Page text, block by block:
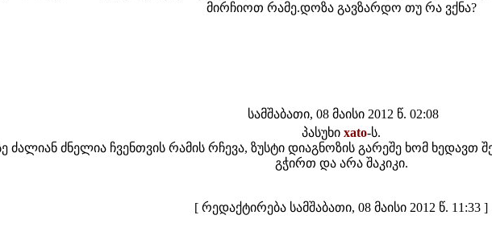
მირჩიოთ რამე.დოზა გავზარდო თუ რა ვქნა?
სამშაბათი, 08 მაისი 2012 წ. 02:08
პასუხი xato-ს.
ძალიან ძნელია ჩვენთვის რამის რჩევა, ზუსტი დიაგნოზის გარეშე ხომ ხედავთ
გჭირთ და არა შაკიკი.
[ რედაქტირება სამშაბათი, 08 მაისი 2012 წ. 11:33 ]